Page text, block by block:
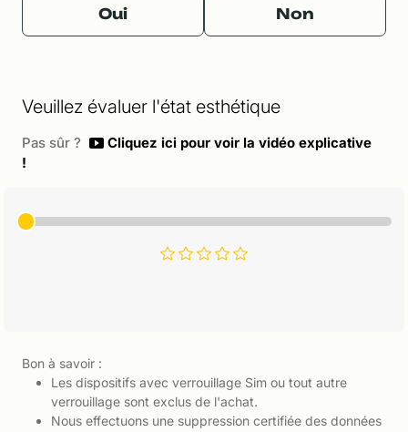
Oui Non
Veuillez évaluer l'état esthétique
Pas sûr ?
Cliquez ici pour voir la vidéo explicative
!
Bon à savoir :
Les dispositifs avec verrouillage Sim ou tout autre
verrouillage sont exclus de l'achat.
Nous effectuons une suppression certifiée des données